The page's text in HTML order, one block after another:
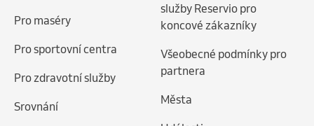
Pro maséry
Pro sportovní centra
Pro zdravotní služby
Srovnání
služby Reservio pro
koncové zákazníky
Všeobecné podmínky pro
partnera
Města